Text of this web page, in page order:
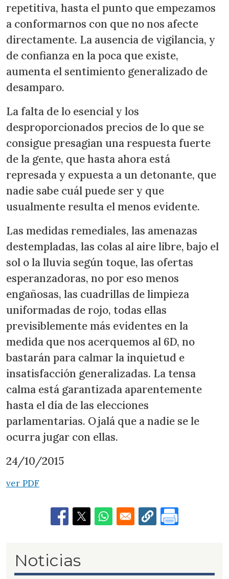
repetitiva, hasta el punto que empezamos
a conformarnos con que no nos afecte
directamente. La ausencia de vigilancia, y
de confianza en la poca que existe,
aumenta el sentimiento generalizado de
desamparo.
La falta de lo esencial y los
desproporcionados precios de lo que se
consigue presagian una respuesta fuerte
de la gente, que hasta ahora está
represada y expuesta a un detonante, que
nadie sabe cuál puede ser y que
usualmente resulta el menos evidente.
Las medidas remediales, las amenazas
destempladas, las colas al aire libre, bajo el
sol o la lluvia según toque, las ofertas
esperanzadoras, no por eso menos
engañosas, las cuadrillas de limpieza
uniformadas de rojo, todas ellas
previsiblemente más evidentes en la
medida que nos acerquemos al 6D, no
bastarán para calmar la inquietud e
insatisfacción generalizadas. La tensa
calma está garantizada aparentemente
hasta el día de las elecciones
parlamentarias. Ojalá que a nadie se le
ocurra jugar con ellas.
24/10/2015
ver PDF
Noticias